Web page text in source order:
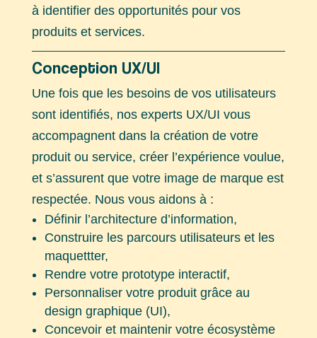
à identifier des opportunités pour vos
produits et services.
Conception UX/UI
Une fois que les besoins de vos utilisateurs
sont identifiés, nos experts UX/UI vous
accompagnent dans la création de votre
produit ou service, créer l’expérience voulue,
et s’assurent que votre image de marque est
respectée. Nous vous aidons à :
Définir l’architecture d’information,
Construire les parcours utilisateurs et les
maquettter,
Rendre votre prototype interactif,
Personnaliser votre produit grâce au
design graphique (UI),
Concevoir et maintenir votre écosystème